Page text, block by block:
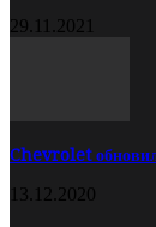
29.11.2021
Chevrolet
13.12.2020